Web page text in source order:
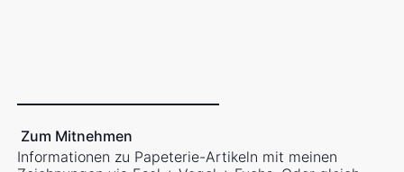
Zum Mitnehmen
Informationen zu Papeterie-Artikeln mit meinen